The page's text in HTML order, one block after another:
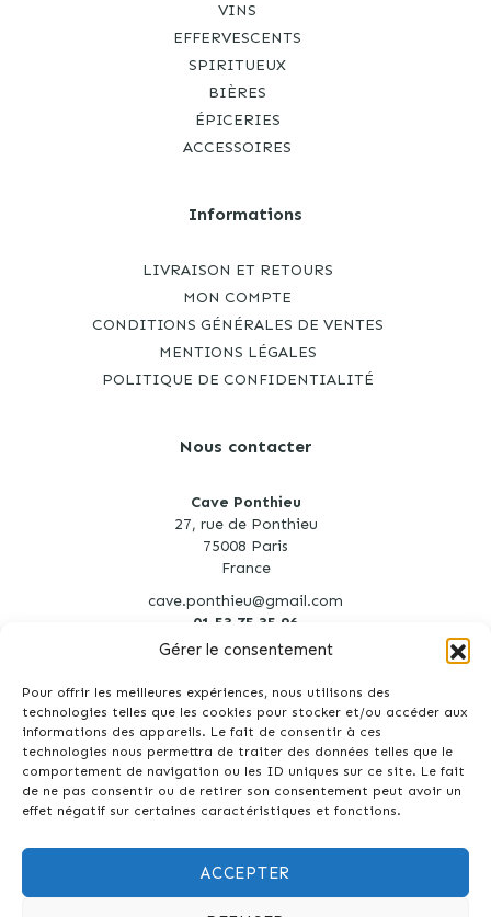
Gérer le consentement
Pour offrir les meilleures expériences, nous utilisons des
technologies telles que les cookies pour stocker et/ou accéder aux
informations des appareils. Le fait de consentir à ces
technologies nous permettra de traiter des données telles que le
comportement de navigation ou les ID uniques sur ce site. Le fait
de ne pas consentir ou de retirer son consentement peut avoir un
effet négatif sur certaines caractéristiques et fonctions.
ACCEPTER
VINS
EFFERVESCENTS
SPIRITUEUX
BIÈRES
ÉPICERIES
ACCESSOIRES
Informations
LIVRAISON ET RETOURS
MON COMPTE
CONDITIONS GÉNÉRALES DE VENTES
MENTIONS LÉGALES
POLITIQUE DE CONFIDENTIALITÉ
Nous contacter
Cave Ponthieu
27, rue de Ponthieu
75008 Paris
France
cave.ponthieu@gmail.com
01 53 75 35 96
Création site Internet : Agence Tyméo